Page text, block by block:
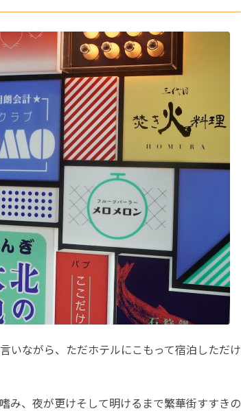
いながら、ただホテルにこもって宿泊しただけ
み、夜が更けそして明けるまで繁華街すすきの